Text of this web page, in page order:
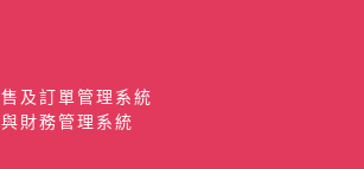
及訂單管理系統
財務管理系統